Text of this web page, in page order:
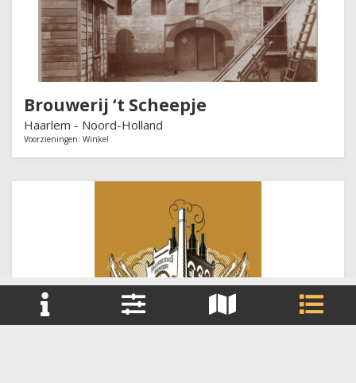
Brouwerij ‘t Scheepje
Haarlem - Noord-Holland
Voorzieningen: Winkel